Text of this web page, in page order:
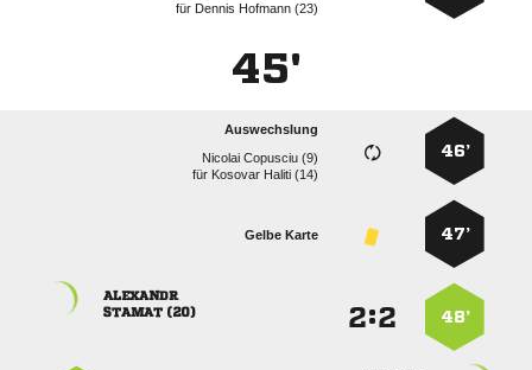
für   
45'
46’
Auswechslung
  
für   
47’
Gelbe Karte
48’
:

 